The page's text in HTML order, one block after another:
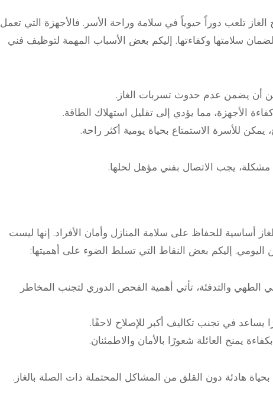
خدمات فني تصليح الغاز تلعب دوراً حيوياً في سلامة وراحة الأسر. فالأجهزة التي تعمل
سلامتها وكفاءتها. إليكم بعض الأسباب المهمة لتوظيف فني
أن يضمن عدم حدوث تسربات الغاز.
الأجهزة، مما يؤدي إلى تقليل استهلاك الطاقة.
للأسرة الاستمتاع بحياة يومية أكثر راحة.
يجب الاتصال بفني مؤهل لحلها.
أساسية للحفاظ على سلامة المنازل وأمان الأفراد. إنها ليست
اليومي. إليكم بعض النقاط التي تسلط الضوء على أهميتها:
الطهي والتدفئة، تأتي أهمية الفحص الدوري لتجنب المخاطر
في تجنب تكاليف أكبر للإصلاح لاحقًا.
يمنح العائلة شعورًا بالأمان والاطمئنان.
هادئة دون القلق من المشاكل المحتملة ذات الصلة بالغاز.